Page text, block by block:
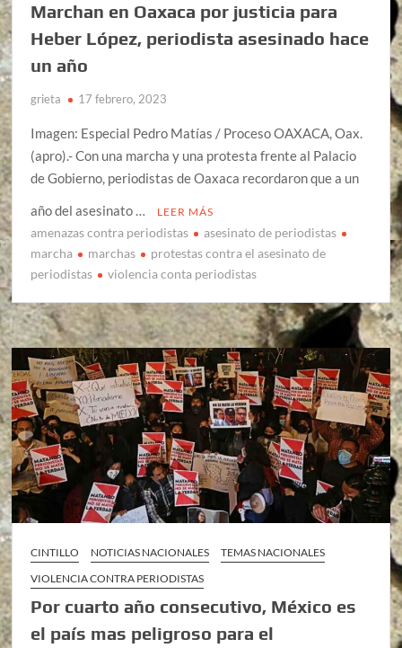
Marchan en Oaxaca por justicia para
Heber López, periodista asesinado hace
un año
grieta 17 febrero, 2023
Imagen: Especial Pedro Matías / Proceso OAXACA, Oax.
(apro).- Con una marcha y una protesta frente al Palacio
de Gobierno, periodistas de Oaxaca recordaron que a un
año del asesinato …
LEER MÁS
amenazas contra periodistas
asesinato de periodistas
marcha
marchas
protestas contra el asesinato de
periodistas
violencia conta periodistas
CINTILLO NOTICIAS NACIONALES
TEMAS NACIONALES
VIOLENCIA CONTRA PERIODISTAS
Por cuarto año consecutivo, México es
el país mas peligroso para el